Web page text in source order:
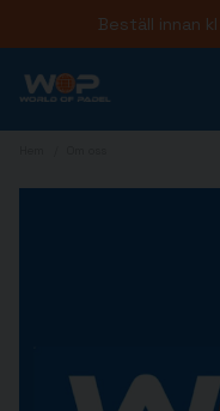
Beställ innan